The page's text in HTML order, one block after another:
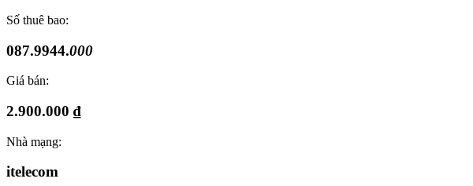
Số thuê bao:
087.9944.000
Giá bán:
2.900.000 ₫
Nhà mạng:
itelecom